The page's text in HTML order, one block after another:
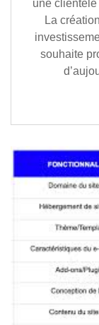
une
La
souhaite